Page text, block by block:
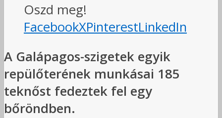
Oszd meg!
FacebookXPinterestLinkedIn
A Galápagos-szigetek egyik
repülőterének munkásai 185
teknőst fedeztek fel egy
bőröndben.